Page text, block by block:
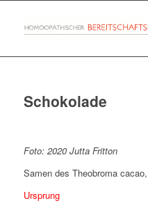
Schokolade
Foto: 2020 Jutta Fritton
Samen des Theobroma
Ursprung